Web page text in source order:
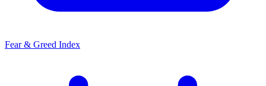
Fear & Greed Index